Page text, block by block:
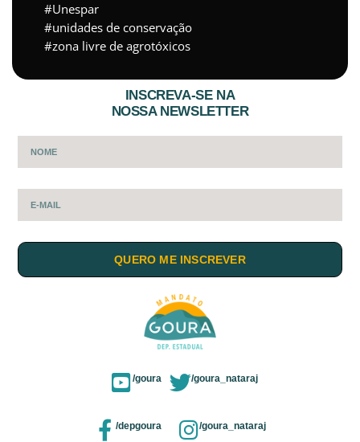
Unespar
unidades de conservação
zona livre de agrotóxicos
INSCREVA-SE NA
NOSSA NEWSLETTER
QUERO ME INSCREVER
/goura /goura_nataraj
/depgoura /goura_nataraj